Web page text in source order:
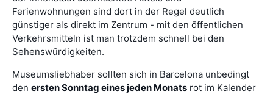
Ferienwohnungen sind dort in der Regel deutlich
günstiger als direkt im Zentrum - mit den öffentlichen
Verkehrsmitteln ist man trotzdem schnell bei den
Sehenswürdigkeiten.
Museumsliebhaber sollten sich in Barcelona unbedingt
den ersten Sonntag eines jeden Monats rot im Kalender